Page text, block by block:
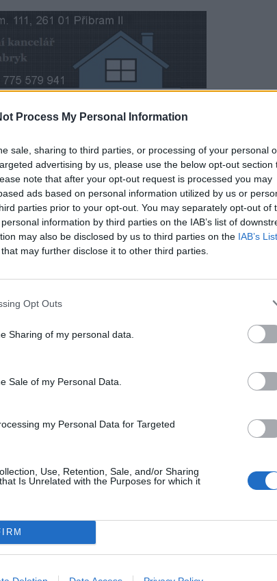
Process My Personal Information
sale, sharing to third parties, or processing of your personal
advertising by us, please use the below opt-out section
note that after your opt-out request is processed you may
ads based on personal information utilized by us or
parties prior to your opt-out. You may separately opt-out of
information by third parties on the IAB’s list of
may also be disclosed by us to third parties on the IAB’s
that may further disclose it to other third parties.
Opt Outs
Sharing of my personal data.
Sale of my Personal Data.
my Personal Data for Targeted
Use, Retention, Sale, and/or Sharing
Is Unrelated with the Purposes for which it
unii, o problémech s energiemi, nebo
ČR diskutovali v Clubu No.1 s veřejností
Miloš Nový a poslanci Jan Jakob
zastupitelstva